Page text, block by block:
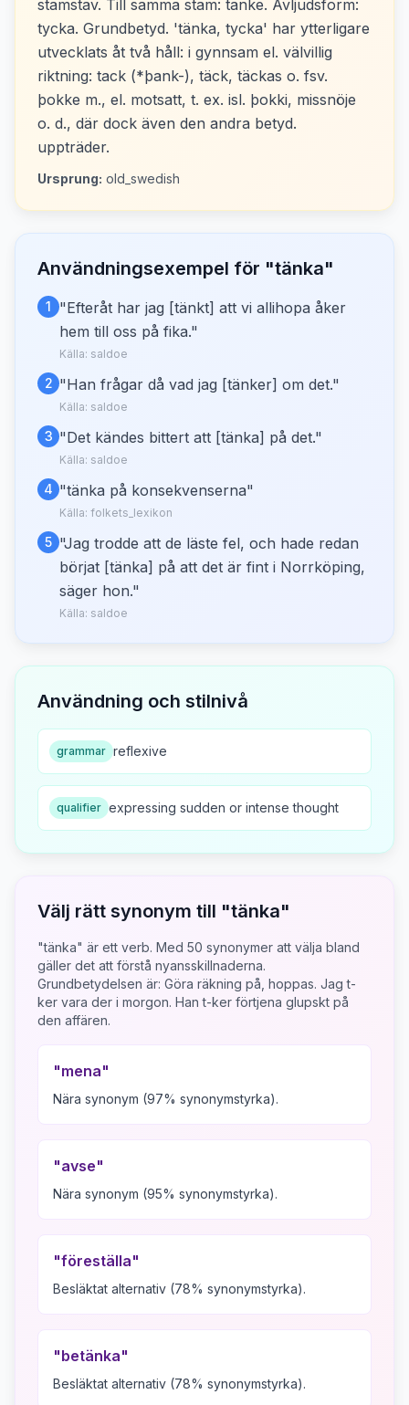
stamstav. Till samma stam: tanke. Avljudsform:
tycka. Grundbetyd. 'tänka, tycka' har ytterligare
utvecklats åt två håll: i gynnsam el. välvillig
riktning: tack (*þank-), täck, täckas o. fsv.
þokke m., el. motsatt, t. ex. isl. þokki, missnöje
o. d., där dock även den andra betyd.
uppträder.
Ursprung: old_swedish
Användningsexempel för "tänka"
1 "Efteråt har jag [tänkt] att vi allihopa åker
hem till oss på fika."
Källa: saldoe
2 "Han frågar då vad jag [tänker] om det."
Källa: saldoe
3 "Det kändes bittert att [tänka] på det."
Källa: saldoe
4 "tänka på konsekvenserna"
Källa: folkets_lexikon
5 "Jag trodde att de läste fel, och hade redan
börjat [tänka] på att det är fint i Norrköping,
säger hon."
Källa: saldoe
Användning och stilnivå
grammar reflexive
qualifier expressing sudden or intense thought
Välj rätt synonym till "tänka"
"tänka" är ett verb. Med 50 synonymer att välja bland
gäller det att förstå nyansskillnaderna.
Grundbetydelsen är: Göra räkning på, hoppas. Jag t-
ker vara der i morgon. Han t-ker förtjena glupskt på
den affären.
"mena"
Nära synonym (97% synonymstyrka).
"avse"
Nära synonym (95% synonymstyrka).
"föreställa"
Besläktat alternativ (78% synonymstyrka).
"betänka"
Besläktat alternativ (78% synonymstyrka).